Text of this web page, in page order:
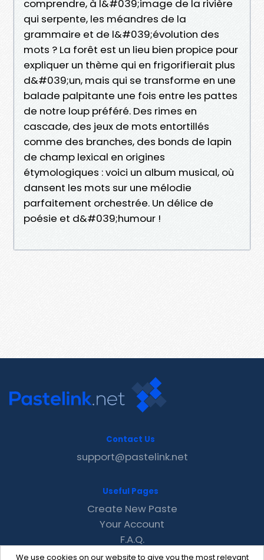
comprendre, à l&#039;image de la rivière
qui serpente, les méandres de la
grammaire et de l&#039;évolution des
mots ? La forêt est un lieu bien propice pour
expliquer un thème qui en frigorifierait plus
d&#039;un, mais qui se transforme en une
balade palpitante une fois entre les pattes
de notre loup préféré. Des rimes en
cascade, des jeux de mots entortillés
comme des branches, des bonds de lapin
de champ lexical en origines
étymologiques : voici un album musical, où
dansent les mots sur une mélodie
parfaitement orchestrée. Un délice de
poésie et d&#039;humour !
We use cookies on our website to give you the most relevant
Contact Us
support@pastelink.net
Useful Pages
Create New Paste
Your Account
F.A.Q.
Recent